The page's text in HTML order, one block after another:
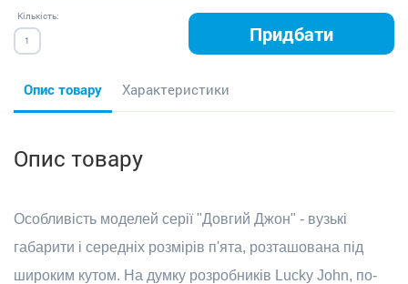
Кількість:
Придбати
Опис товару Характеристики
Опис товару
Особливість моделей серії "Довгий Джон" - вузькі
габарити і середніх розмірів п'ята, розташована під
широким кутом. На думку розробників Lucky John, по-